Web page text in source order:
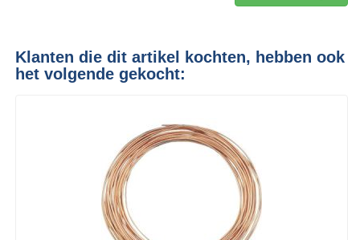
Klanten die dit artikel kochten, hebben ook
het volgende gekocht: